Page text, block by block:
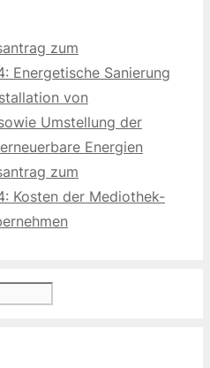
zum
Energetische Sanierung
von
Umstellung der
Energien
zum
Kosten der Mediothek-